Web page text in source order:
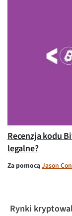
Recenzja kodu
legalne?
Za pomocąJason
Rynki